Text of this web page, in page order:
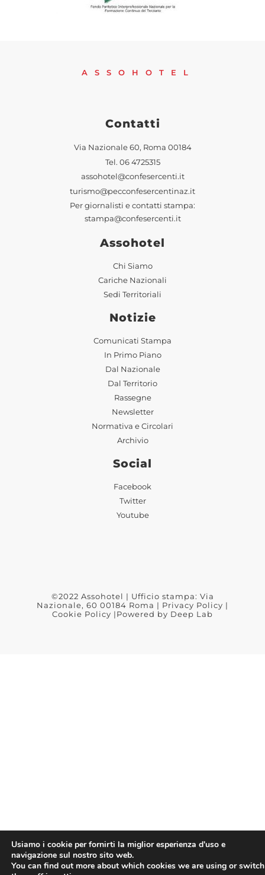
ASSOHOTEL
Contatti
Via Nazionale 60, Roma 00184
Tel. 06 4725315
assohotel@confesercenti.it
turismo@pecconfesercentinaz.it
Per giornalisti e contatti stampa:
stampa@confesercenti.it
Assohotel
Chi Siamo
Cariche Nazionali
Sedi Territoriali
Notizie
Comunicati Stampa
In Primo Piano
Dal Nazionale
Dal Territorio
Rassegne
Newsletter
Normativa e Circolari
Archivio
Social
Facebook
Twitter
Youtube
©2022 Assohotel | Ufficio stampa: Via
Nazionale, 60 00184 Roma | Privacy Policy |
Cookie Policy |Powered by Deep Lab
Usiamo i cookie per fornirti la miglior esperienza d'uso e
navigazione sul nostro sito web.
You can find out more about which cookies we are using or switch